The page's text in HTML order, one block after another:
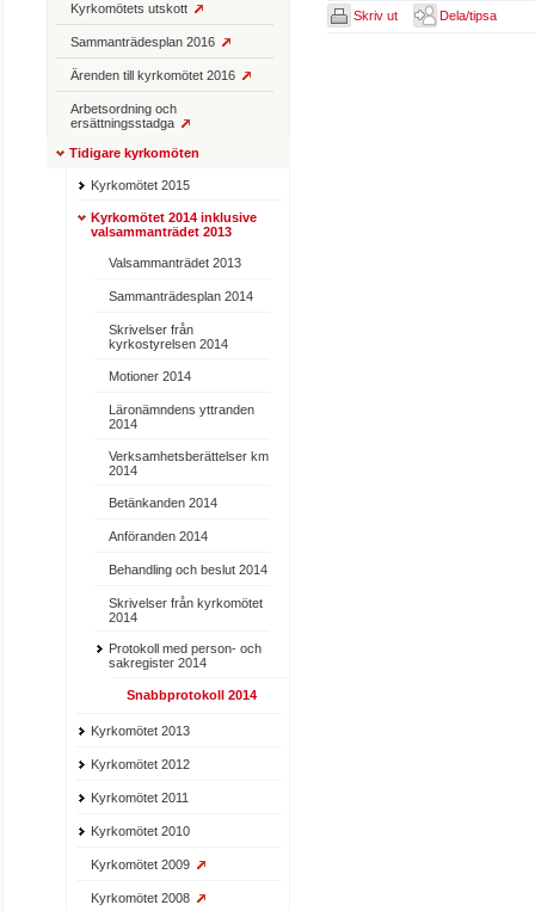
Skriv ut Dela/tipsa
Kyrkomötets utskott
Sammanträdesplan 2016
Ärenden till kyrkomötet 2016
Arbetsordning och
ersättningsstadga
Tidigare kyrkomöten
Kyrkomötet 2015
Kyrkomötet 2014 inklusive
valsammanträdet 2013
Valsammanträdet 2013
Sammanträdesplan 2014
Skrivelser från
kyrkostyrelsen 2014
Motioner 2014
Läronämndens yttranden
2014
Verksamhetsberättelser km
2014
Betänkanden 2014
Anföranden 2014
Behandling och beslut 2014
Skrivelser från kyrkomötet
2014
Protokoll med person- och
sakregister 2014
Snabbprotokoll 2014
Kyrkomötet 2013
Kyrkomötet 2012
Kyrkomötet 2011
Kyrkomötet 2010
Kyrkomötet 2009
Kyrkomötet 2008